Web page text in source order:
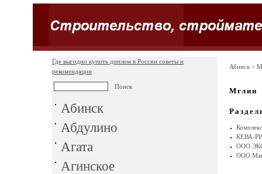
Где выгодно купить диплом в России советы и
рекомендации
Абинск
Абдулино
Агата
Агинское
Абинск >
Мглин
КЕВА-
ООО
ООО